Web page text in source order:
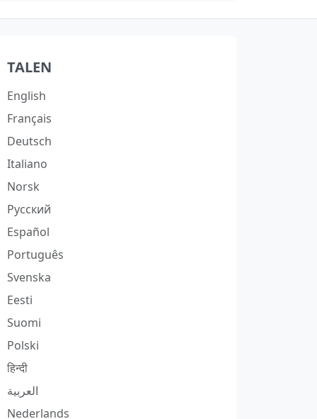
TALEN
English
Français
Deutsch
Italiano
Norsk
Русский
Español
Português
Svenska
Eesti
Suomi
Polski
हिन्दी
العربية
Nederlands